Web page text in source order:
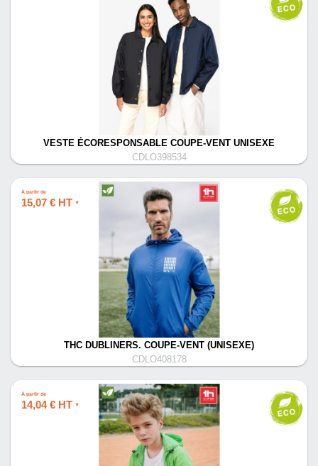
VESTE ÉCORESPONSABLE COUPE-VENT UNISEXE
CDLO398534
À partir de
15,07 € HT *
THC DUBLINERS. COUPE-VENT (UNISEXE)
CDLO408178
À partir de
14,04 € HT *